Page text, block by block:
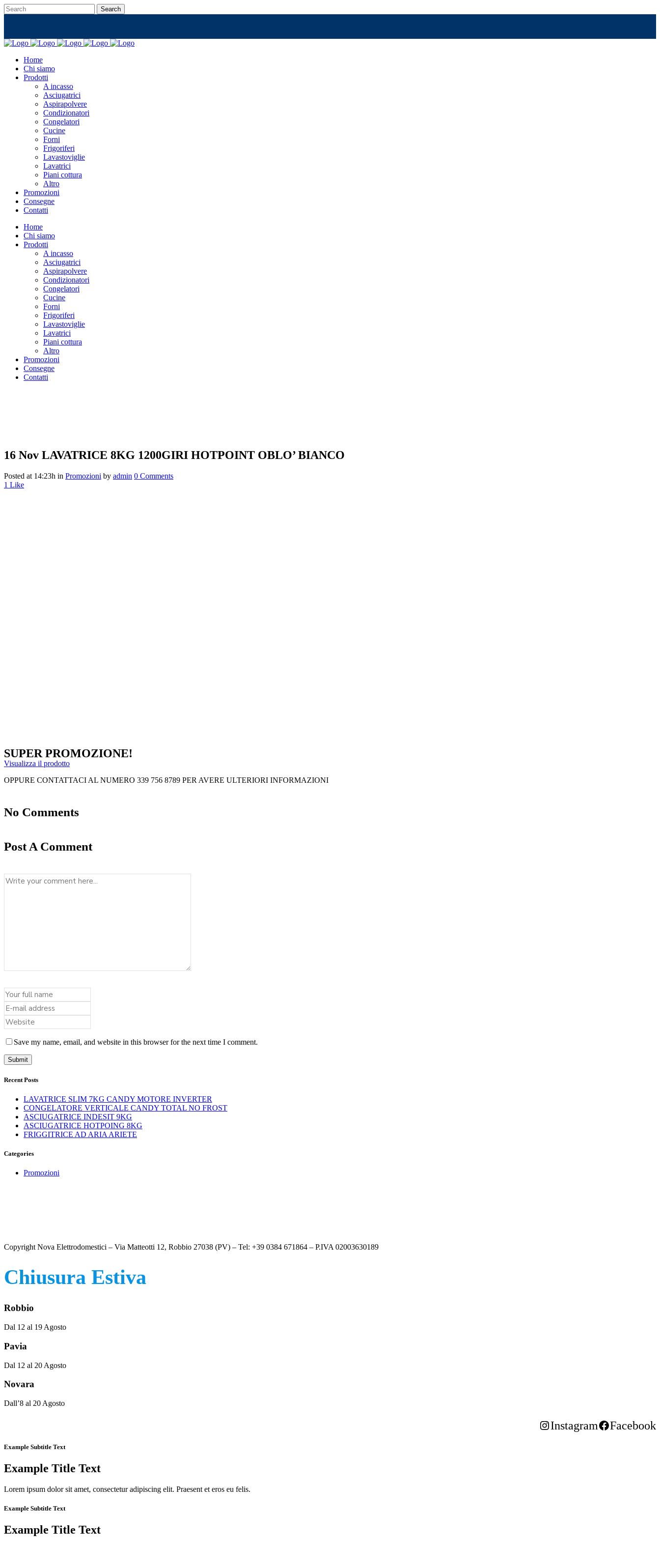
Home
Chi siamo
Prodotti
A incasso
Asciugatrici
Aspirapolvere
Condizionatori
Congelatori
Cucine
Forni
Frigoriferi
Lavastoviglie
Lavatrici
Piani cottura
Altro
Promozioni
Consegne
Contatti
Home
Chi siamo
Prodotti
A incasso
Asciugatrici
Aspirapolvere
Condizionatori
Congelatori
Cucine
Forni
Frigoriferi
Lavastoviglie
Lavatrici
Piani cottura
Altro
Promozioni
Consegne
Contatti
16 Nov LAVATRICE 8KG 1200GIRI HOTPOINT OBLO’ BIANCO
Posted at 14:23h in Promozioni by admin 0 Comments
1 Like
SUPER PROMOZIONE!
Visualizza il prodotto
OPPURE CONTATTACI AL NUMERO 339 756 8789 PER AVERE ULTERIORI INFORMAZIONI
No Comments
Post A Comment
Save my name, email, and website in this browser for the next time I comment.
Recent Posts
LAVATRICE SLIM 7KG CANDY MOTORE INVERTER
CONGELATORE VERTICALE CANDY TOTAL NO FROST
ASCIUGATRICE INDESIT 9KG
ASCIUGATRICE HOTPOING 8KG
FRIGGITRICE AD ARIA ARIETE
Categories
Promozioni
Copyright Nova Elettrodomestici – Via Matteotti 12, Robbio 27038 (PV) – Tel: +39 0384 671864 – P.IVA 02003630189
Chiusura Estiva
Robbio
Dal 12 al 19 Agosto
Pavia
Dal 12 al 20 Agosto
Novara
Dall’8 al 20 Agosto
Instagram Facebook
Example Subtitle Text
Example Title Text
Lorem ipsum dolor sit amet, consectetur adipiscing elit. Praesent et eros eu felis.
Example Subtitle Text
Example Title Text